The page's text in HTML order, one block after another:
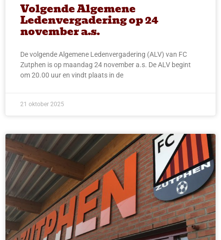
Volgende Algemene
Ledenvergadering op 24
november a.s.
De volgende Algemene Ledenvergadering (ALV) van FC
Zutphen is op maandag 24 november a.s. De ALV begint
om 20.00 uur en vindt plaats in de
21 oktober 2025